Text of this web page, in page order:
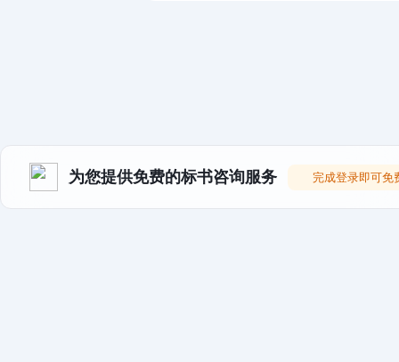
为您提供免费的标书咨询服务 完成登录即可免